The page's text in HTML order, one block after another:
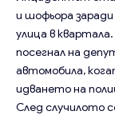
и шофьора
улица в
посегнал на
автомобила,
идването на
След случилото